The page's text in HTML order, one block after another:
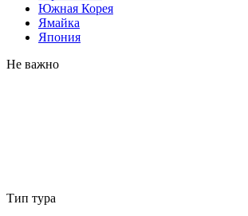
Южная Корея
Ямайка
Япония
Не важно
Тип тура